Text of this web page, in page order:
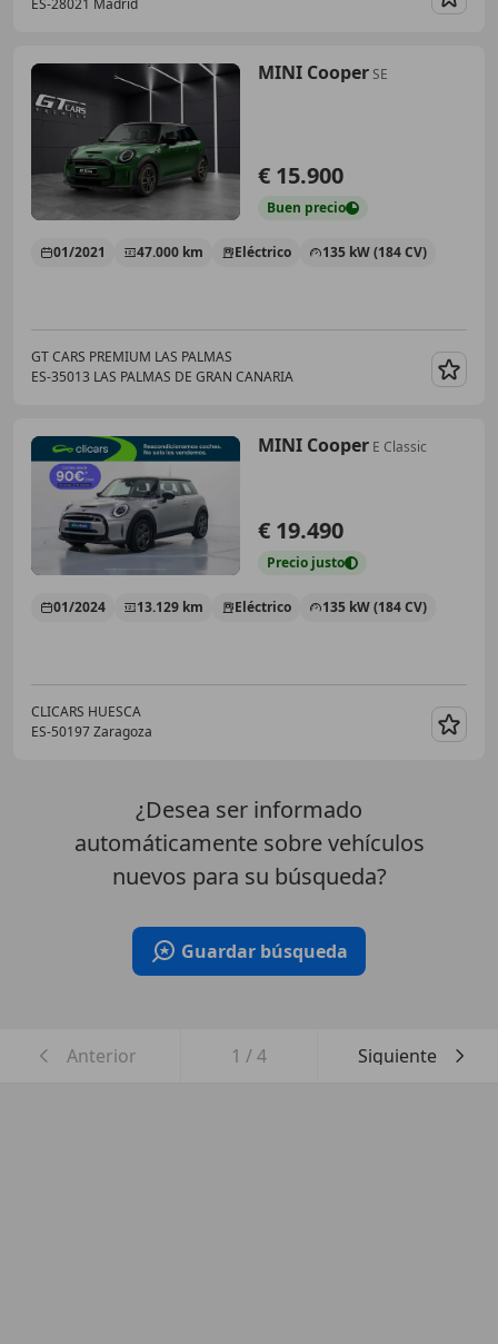
ES-28021 Madrid
MINI CooperSE
€ 15.900
Buen precio
01/2021 47.000 km Eléctrico 135 kW (184 CV)
GT CARS PREMIUM LAS PALMAS
ES-35013 LAS PALMAS DE GRAN CANARIA
MINI Cooper E Classic
€ 19.490
Precio justo
01/2024 13.129 km Eléctrico 135 kW (184 CV)
CLICARS HUESCA
ES-50197 Zaragoza
¿Desea ser informado
automáticamente sobre vehículos
nuevos para su búsqueda?
Guardar búsqueda
Anterior 1 /4 Siguiente